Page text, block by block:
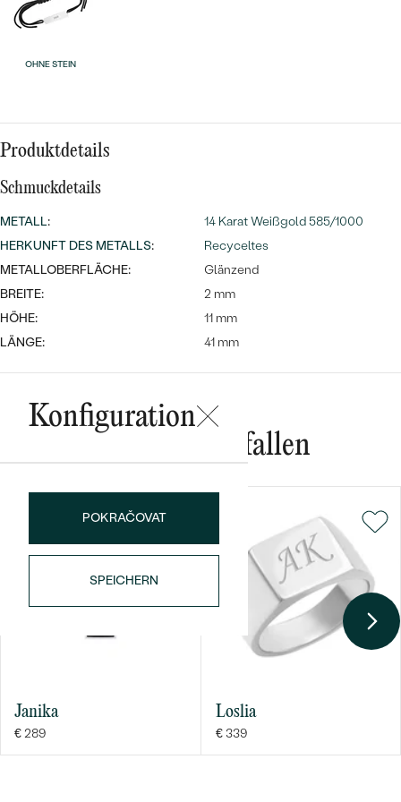
Wave Kollektion
ANSEHEN
NACH DER FARBE
NACH DER FORM
DIAMANTEN
Bestseller
Ohrrinnge
Personalisierte
Halsketten
OHNE STEIN
Produktdetails
Schmuckdetails
METALL:
14 Karat Weißgold 585/1000
HERKUNFT DES METALLS:
Recyceltes
METALLOBERFLÄCHE:
Glänzend
BREITE:
2 mm
HÖHE:
11 mm
LÄNGE:
41 mm
Konfiguration
POKRAČOVAT
SPEICHERN
Das könnte Ihnen gefallen
Janika
€ 289
Loslia
€ 339